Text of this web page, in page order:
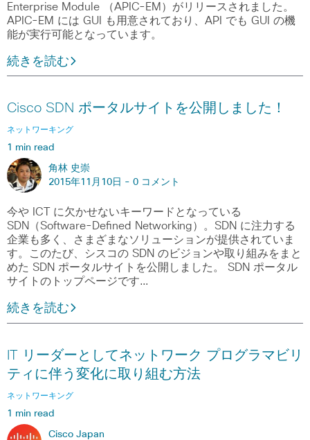
Enterprise Module （APIC-EM）がリリースされました。
APIC-EM には GUI も用意されており、API でも GUI の機
能が実行可能となっています。
続きを読む
Cisco SDN ポータルサイトを公開しました！
ネットワーキング
1 min read
角林 史崇
2015年11月10日 - 0 コメント
今や ICT に欠かせないキーワードとなっている
SDN（Software-Defined Networking）。SDN に注力する
企業も多く、さまざまなソリューションが提供されていま
す。このたび、シスコの SDN のビジョンや取り組みをまと
めた SDN ポータルサイトを公開しました。 SDN ポータル
サイトのトップページです…
続きを読む
IT リーダーとしてネットワーク プログラマビリ
ティに伴う変化に取り組む方法
ネットワーキング
1 min read
Cisco Japan